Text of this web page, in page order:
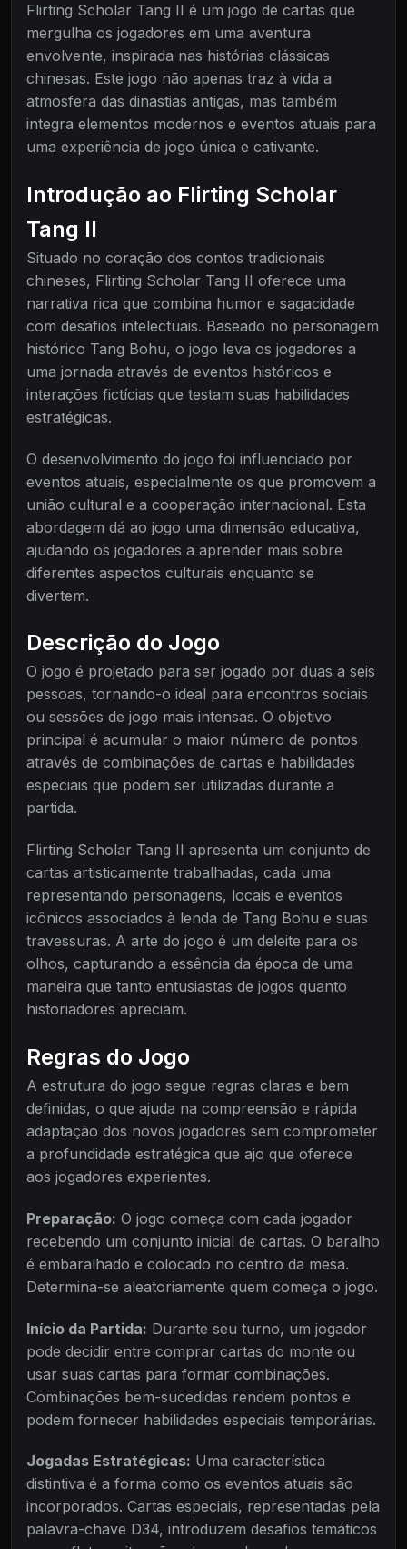
Flirting Scholar Tang II é um jogo de cartas que
mergulha os jogadores em uma aventura
envolvente, inspirada nas histórias clássicas
chinesas. Este jogo não apenas traz à vida a
atmosfera das dinastias antigas, mas também
integra elementos modernos e eventos atuais para
uma experiência de jogo única e cativante.
Introdução ao Flirting Scholar
Tang II
Situado no coração dos contos tradicionais
chineses, Flirting Scholar Tang II oferece uma
narrativa rica que combina humor e sagacidade
com desafios intelectuais. Baseado no personagem
histórico Tang Bohu, o jogo leva os jogadores a
uma jornada através de eventos históricos e
interações fictícias que testam suas habilidades
estratégicas.
O desenvolvimento do jogo foi influenciado por
eventos atuais, especialmente os que promovem a
união cultural e a cooperação internacional. Esta
abordagem dá ao jogo uma dimensão educativa,
ajudando os jogadores a aprender mais sobre
diferentes aspectos culturais enquanto se
divertem.
Descrição do Jogo
O jogo é projetado para ser jogado por duas a seis
pessoas, tornando-o ideal para encontros sociais
ou sessões de jogo mais intensas. O objetivo
principal é acumular o maior número de pontos
através de combinações de cartas e habilidades
especiais que podem ser utilizadas durante a
partida.
Flirting Scholar Tang II apresenta um conjunto de
cartas artisticamente trabalhadas, cada uma
representando personagens, locais e eventos
icônicos associados à lenda de Tang Bohu e suas
travessuras. A arte do jogo é um deleite para os
olhos, capturando a essência da época de uma
maneira que tanto entusiastas de jogos quanto
historiadores apreciam.
Regras do Jogo
A estrutura do jogo segue regras claras e bem
definidas, o que ajuda na compreensão e rápida
adaptação dos novos jogadores sem comprometer
a profundidade estratégica que ajo que oferece
aos jogadores experientes.
Preparação: O jogo começa com cada jogador
recebendo um conjunto inicial de cartas. O baralho
é embaralhado e colocado no centro da mesa.
Determina-se aleatoriamente quem começa o jogo.
Início da Partida: Durante seu turno, um jogador
pode decidir entre comprar cartas do monte ou
usar suas cartas para formar combinações.
Combinações bem-sucedidas rendem pontos e
podem fornecer habilidades especiais temporárias.
Jogadas Estratégicas: Uma característica
distintiva é a forma como os eventos atuais são
incorporados. Cartas especiais, representadas pela
palavra-chave D34, introduzem desafios temáticos